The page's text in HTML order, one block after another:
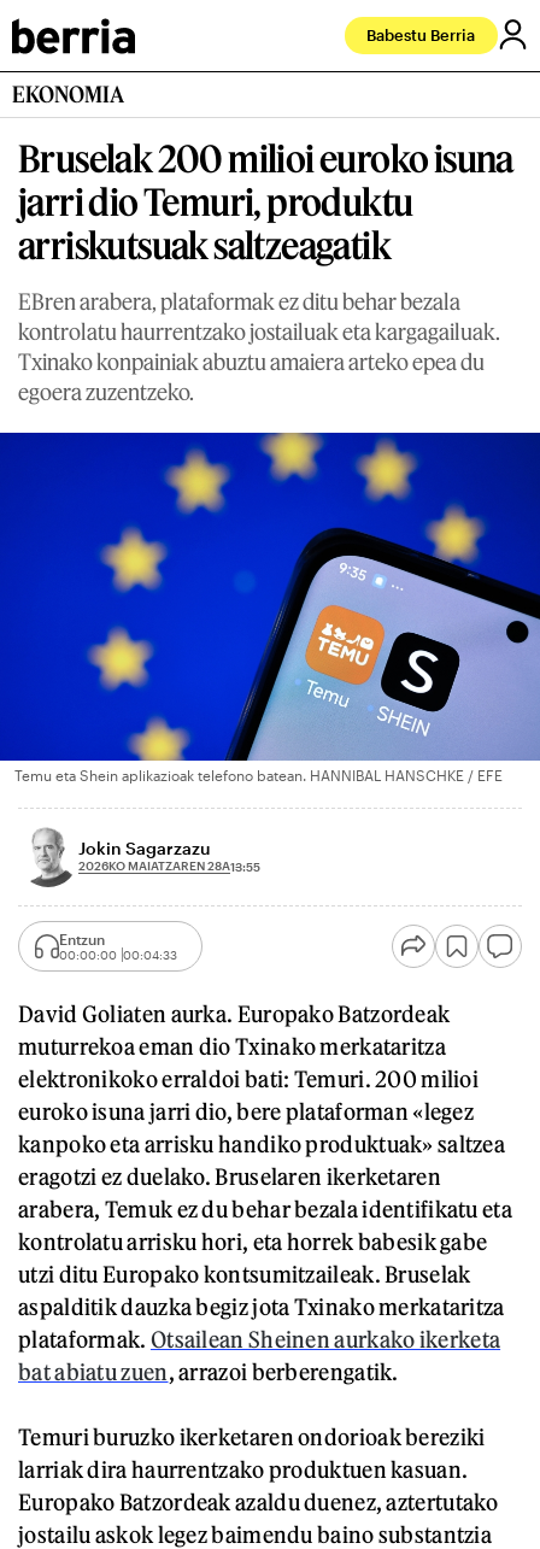
Babestu Berria
EKONOMIA
Bruselak 200 milioi euroko isuna
jarri dio Temuri, produktu
arriskutsuak saltzeagatik
EBren arabera, plataformak ez ditu behar bezala
kontrolatu haurrentzako jostailuak eta kargagailuak.
Txinako konpainiak abuztu amaiera arteko epea du
egoera zuzentzeko.
Temu eta Shein aplikazioak telefono batean. HANNIBAL HANSCHKE / EFE
Jokin Sagarzazu
2026KO MAIATZAREN 28A13:55
Entzun
00:00:00 00:04:33
David Goliaten aurka. Europako Batzordeak
muturrekoa eman dio Txinako merkataritza
elektronikoko erraldoi bati: Temuri. 200 milioi
euroko isuna jarri dio, bere plataforman «legez
kanpoko eta arrisku handiko produktuak» saltzea
eragotzi ez duelako. Bruselaren ikerketaren
arabera, Temuk ez du behar bezala identifikatu eta
kontrolatu arrisku hori, eta horrek babesik gabe
utzi ditu Europako kontsumitzaileak. Bruselak
aspalditik dauzka begiz jota Txinako merkataritza
plataformak. Otsailean Sheinen aurkako ikerketa
bat abiatu zuen, arrazoi berberengatik.
Temuri buruzko ikerketaren ondorioak bereziki
larriak dira haurrentzako produktuen kasuan.
Europako Batzordeak azaldu duenez, aztertutako
jostailu askok legez baimendu baino substantzia